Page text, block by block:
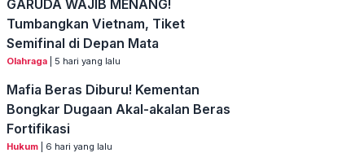
GARUDA WAJIB MENANG!
Tumbangkan Vietnam, Tiket
Semifinal di Depan Mata
Olahraga | 5 hari yang lalu
Mafia Beras Diburu! Kementan
Bongkar Dugaan Akal-akalan Beras
Fortifikasi
Hukum | 6 hari yang lalu